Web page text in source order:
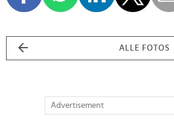
ALLE FOTOS
Advertisement